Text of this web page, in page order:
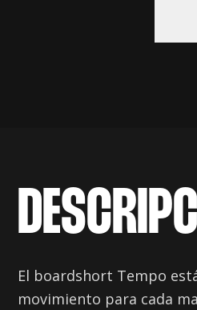
El boardshort Tempo
movimiento para cada